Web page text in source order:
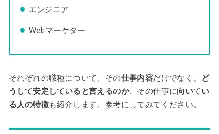
エンジニア
Webマーケター
それぞれの職種について、その仕事内容だけでなく、
ど
うして安定していると言えるのか、その仕事に向いてい
る人の特徴も紹介します。参考にしてみてください。